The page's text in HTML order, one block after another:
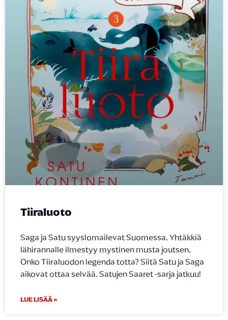
Tiiraluoto
Saga ja Satu syyslomailevat Suomessa. Yhtäkkiä
lähirannalle ilmestyy mystinen musta joutsen.
Onko Tiiraluodon legenda totta? Siitä Satu ja Saga
aikovat ottaa selvää. Satujen Saaret -sarja jatkuu!
LUE LISÄÄ »